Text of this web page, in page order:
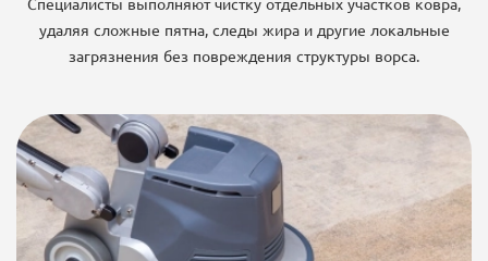
удаляя сложные пятна, следы жира и другие локальные
загрязнения без повреждения структуры ворса.